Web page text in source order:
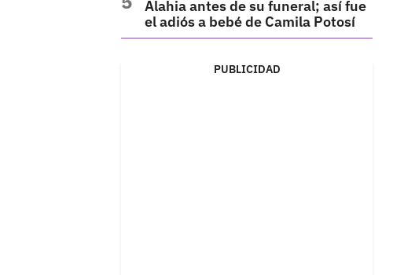
Alahia antes de su funeral; así fue
el adiós a bebé de Camila Potosí
PUBLICIDAD